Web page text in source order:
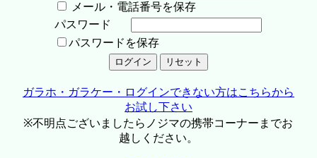
メール・電話番号を保存
パスワード
パスワードを保存
ガラホ・ガラケー・ログインできない方はこちらから
お試し下さい
※不明点ございましたらノジマの携帯コーナーまでお
越しください。